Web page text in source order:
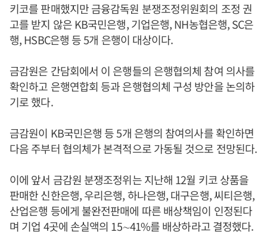
키코를 판매했지만 금융감독원 분쟁조정위원회의 조정 권
고를 받지 않은 KB국민은행, 기업은행, NH농협은행, SC은
행, HSBC은행 등 5개 은행이 대상이다.
금감원은 간담회에서 이 은행들의 은행협의체 참여 의사를
확인하고 은행연합회 등과 은행협의체 구성 방안을 논의하
기로 했다.
금감원이 KB국민은행 등 5개 은행의 참여의사를 확인하면
다음 주부터 협의체가 본격적으로 가동될 것으로 전망된다.
이에 앞서 금감원 분쟁조정위는 지난해 12월 키코 상품을
판매한 신한은행, 우리은행, 하나은행, 대구은행, 씨티은행,
산업은행 등에게 불완전판매에 따른 배상책임이 인정된다
며 기업 4곳에 손실액의 15∼41%를 배상하라고 결정했다.